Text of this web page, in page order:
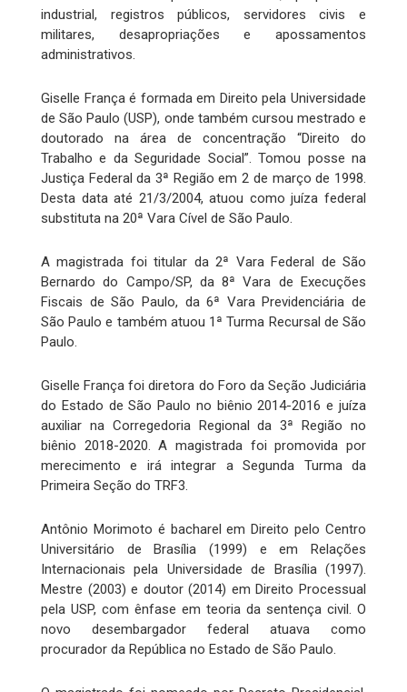
industrial, registros públicos, servidores civis e
militares, desapropriações e apossamentos
administrativos.
Giselle França é formada em Direito pela Universidade
de São Paulo (USP), onde também cursou mestrado e
doutorado na área de concentração “Direito do
Trabalho e da Seguridade Social”. Tomou posse na
Justiça Federal da 3ª Região em 2 de março de 1998.
Desta data até 21/3/2004, atuou como juíza federal
substituta na 20ª Vara Cível de São Paulo.
A magistrada foi titular da 2ª Vara Federal de São
Bernardo do Campo/SP, da 8ª Vara de Execuções
Fiscais de São Paulo, da 6ª Vara Previdenciária de
São Paulo e também atuou 1ª Turma Recursal de São
Paulo.
Giselle França foi diretora do Foro da Seção Judiciária
do Estado de São Paulo no biênio 2014-2016 e juíza
auxiliar na Corregedoria Regional da 3ª Região no
biênio 2018-2020. A magistrada foi promovida por
merecimento e irá integrar a Segunda Turma da
Primeira Seção do TRF3.
Antônio Morimoto é bacharel em Direito pelo Centro
Universitário de Brasília (1999) e em Relações
Internacionais pela Universidade de Brasília (1997).
Mestre (2003) e doutor (2014) em Direito Processual
pela USP, com ênfase em teoria da sentença civil. O
novo desembargador federal atuava como
procurador da República no Estado de São Paulo.